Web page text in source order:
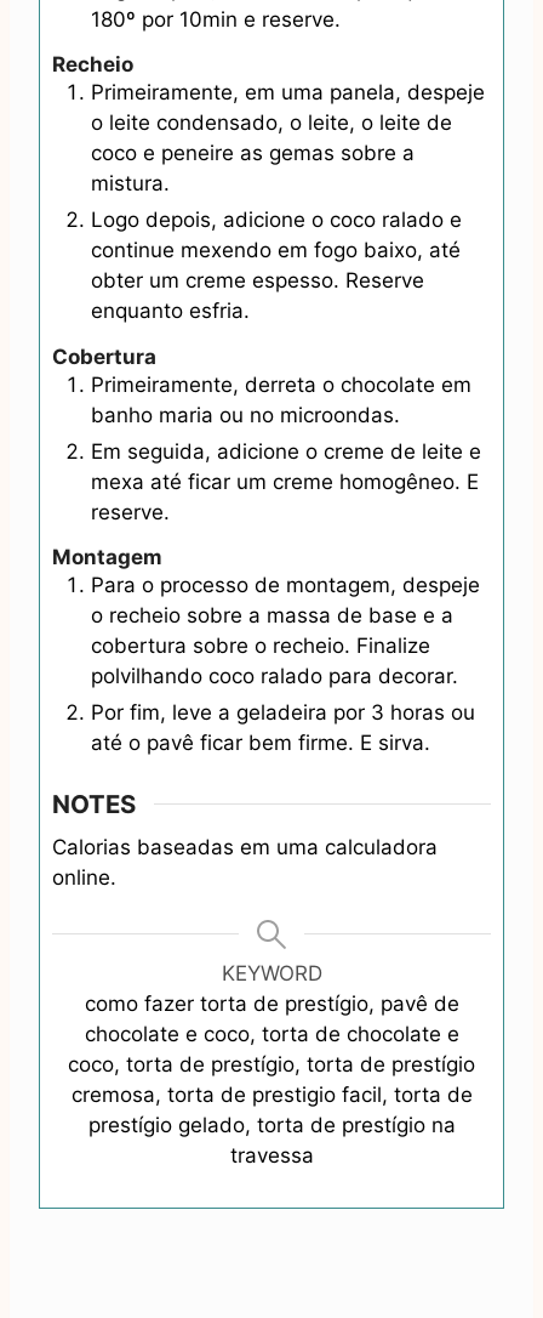
180º por 10min e reserve.
Recheio
Primeiramente, em uma panela, despeje
o leite condensado, o leite, o leite de
coco e peneire as gemas sobre a
mistura.
Logo depois, adicione o coco ralado e
continue mexendo em fogo baixo, até
obter um creme espesso. Reserve
enquanto esfria.
Cobertura
Primeiramente, derreta o chocolate em
banho maria ou no microondas.
Em seguida, adicione o creme de leite e
mexa até ficar um creme homogêneo. E
reserve.
Montagem
Para o processo de montagem, despeje
o recheio sobre a massa de base e a
cobertura sobre o recheio. Finalize
polvilhando coco ralado para decorar.
Por fim, leve a geladeira por 3 horas ou
até o pavê ficar bem firme. E sirva.
NOTES
Calorias baseadas em uma calculadora
online.
KEYWORD
como fazer torta de prestígio, pavê de
chocolate e coco, torta de chocolate e
coco, torta de prestígio, torta de prestígio
cremosa, torta de prestigio facil, torta de
prestígio gelado, torta de prestígio na
travessa